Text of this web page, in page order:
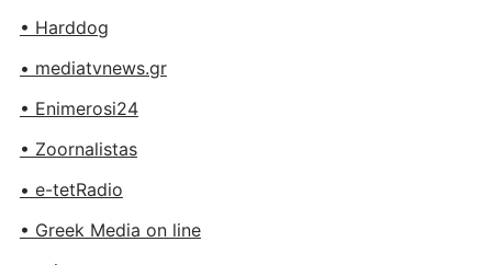
• Harddog
• mediatvnews.gr
• Enimerosi24
• Zoornalistas
• e-tetRadio
• Greek Media on line